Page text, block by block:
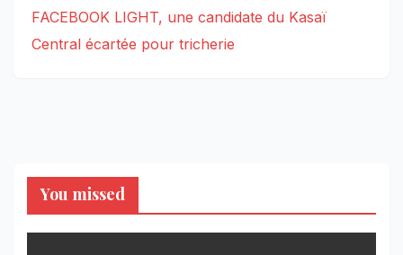
FACEBOOK LIGHT, une candidate du Kasaï
Central écartée pour tricherie
You missed